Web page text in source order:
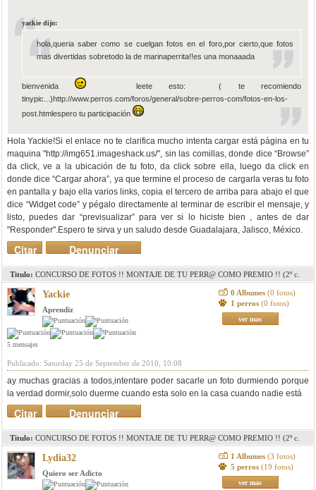
yackie dijo:
hola,queria saber como se cuelgan fotos en el foro,por cierto,que fotos
mas divertidas sobretodo la de marinaperrita!!es una monaaada
bienvenida
leete esto: ( te recomiendo
tinypic...)http://www.perros.com/foros/general/sobre-perros-com/fotos-en-los-
post.htmlespero tu participación
Hola Yackie!Si el enlace no te clarifica mucho intenta cargar está página en tu
maquina "http://img651.imageshack.us/", sin las comillas, donde dice “Browse”
da click, ve a la ubicación de tu foto, da click sobre ella, luego da click en
donde dice “Cargar ahora”, ya que termine el proceso de cargarla veras tu foto
en pantalla y bajo ella varios links, copia el tercero de arriba para abajo el que
dice “Widget code” y pégalo directamente al terminar de escribir el mensaje, y
listo, puedes dar “previsualizar” para ver si lo hiciste bien , antes de dar
"Responder".Espero te sirva y un saludo desde Guadalajara, Jalisco, México.
Denunciar
mensaje
Citar
Titulo: CONCURSO DE FOTOS !! MONTAJE DE TU PERR@ COMO PREMIO !! (2º c.
pag. 8)(3r c. pag. 11)(4º c. pag. 15)(5º c. pag.18)
Yackie
Aprendiz
5 mensajes
0 Albumes (0 fotos)
1 perros (0 fotos)
ver mas
Publicado: Saturday 25 de September de 2010, 10:08
ay muchas gracias a todos,intentare poder sacarle un foto durmiendo porque
la verdad dormir,solo duerme cuando esta solo en la casa cuando nadie está
Denunciar
mensaje
Citar
Titulo: CONCURSO DE FOTOS !! MONTAJE DE TU PERR@ COMO PREMIO !! (2º c.
pag. 8)(3r c. pag. 11)(4º c. pag. 15)(5º c. pag.18)
Lydia32
Quiero ser Adicto
1 Albumes (3 fotos)
5 perros (19 fotos)
ver mas